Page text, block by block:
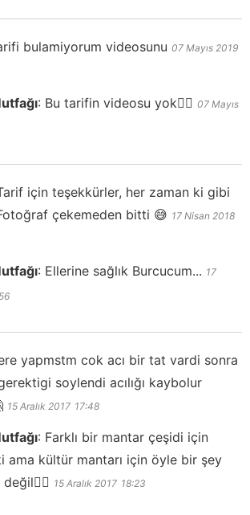
bulamiyorum videosunu 07 Mayıs 2019
: Bu tarifin videosu yok👍🏻 07 Mayıs
için teşekkürler, her zaman ki gibi
çekemeden bitti 😅 17 Nisan 2018
: Ellerine sağlık Burcucum... 17
yapmstm cok acı bir tat vardi sonra
soylendi acılığı kaybolur
15 Aralık 2017 17:48
: Farklı bir mantar çeşidi için
ama kültür mantarı için öyle bir şey
15 Aralık 2017 18:23